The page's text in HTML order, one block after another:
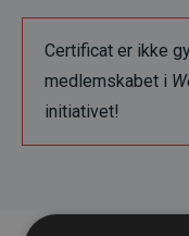
Certificat er ikke
medlemskabet i
initiativet!